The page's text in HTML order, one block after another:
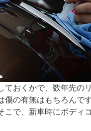
ておくかで、数年先の
傷の有無はもちろんで
で、新車時にボディ